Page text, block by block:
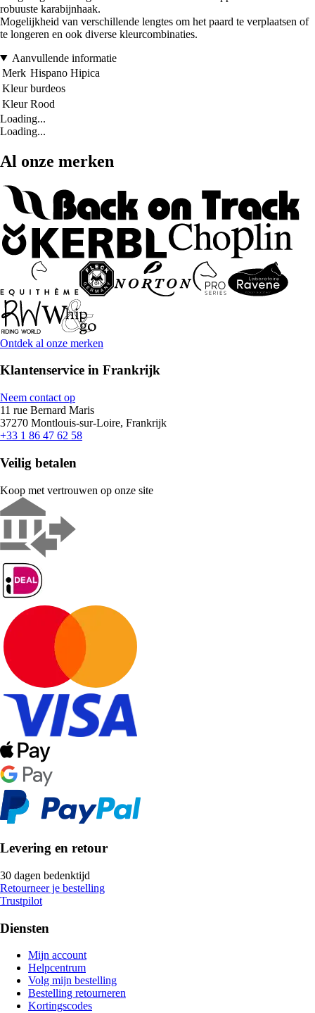
robuuste karabijnhaak.
Mogelijkheid van verschillende lengtes om het paard te verplaatsen of
te longeren en ook diverse kleurcombinaties.
Aanvullende informatie
Merk Hispano Hipica
Kleur burdeos
Kleur Rood
Loading...
Loading...
Al onze merken
Ontdek al onze merken
Klantenservice in Frankrijk
Neem contact op
11 rue Bernard Maris
37270 Montlouis-sur-Loire, Frankrijk
+33 1 86 47 62 58
Veilig betalen
Koop met vertrouwen op onze site
Levering en retour
30 dagen bedenktijd
Retourneer je bestelling
Trustpilot
Diensten
Mijn account
Helpcentrum
Volg mijn bestelling
Bestelling retourneren
Kortingscodes